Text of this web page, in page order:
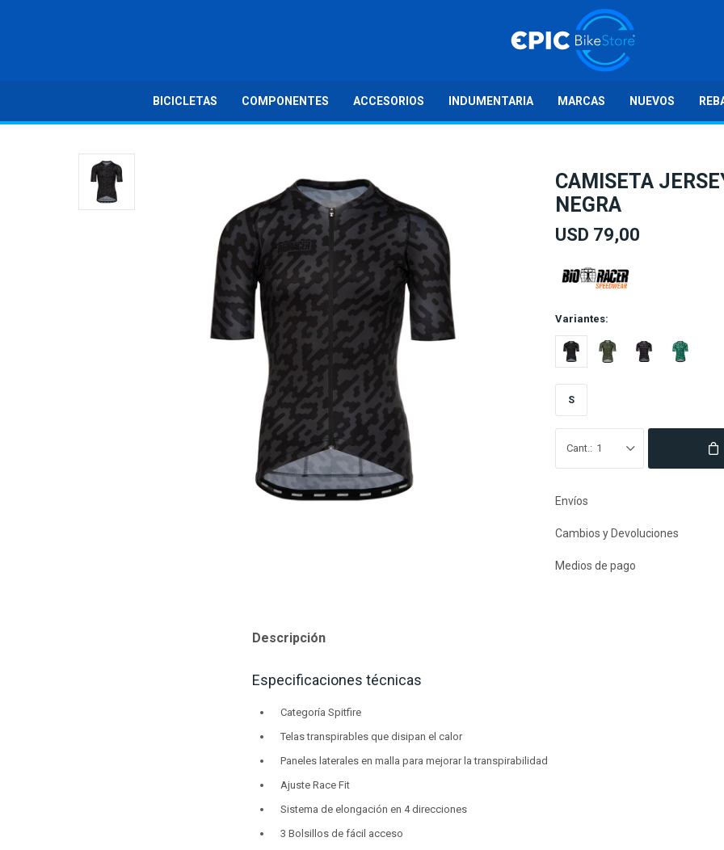
BICICLETAS COMPONENTES ACCESORIOS INDUMENTARIA MARCAS NUEVOS
CAMISETA
NEGRA
USD 79,00
Variantes:
S
1
Envíos
Cambios y Devoluciones
Medios de pago
Descripción
Especificaciones técnicas
Categoría Spitfire
Telas transpirables que disipan el calor
Paneles laterales en malla para mejorar la transpirabilidad
Ajuste Race Fit
Sistema de elongación en 4 direcciones
3 Bolsillos de fácil acceso